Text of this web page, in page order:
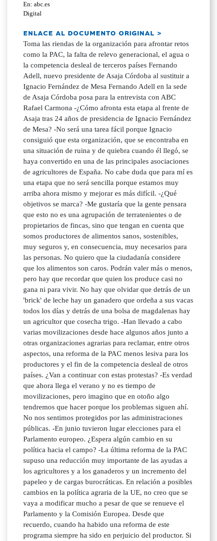
En: abc.es
Digital
ENLACE AL DOCUMENTO ORIGINAL >
Toma las riendas de la organización para afrontar retos
como la PAC, la falta de relevo generacional, el agua o
la competencia desleal de terceros países Fernando
Adell, nuevo presidente de Asaja Córdoba al sustituir a
Ignacio Fernández de Mesa Fernando Adell en la sede
de Asaja Córdoba posa para la entrevista con ABC
Rafael Carmona -¿Cómo afronta esta etapa al frente de
Asaja tras 24 años de presidencia de Ignacio Fernández
de Mesa? -No será una tarea fácil porque Ignacio
consiguió que esta organización, que se encontraba en
una situación de ruina y de quiebra cuando él llegó, se
haya convertido en una de las principales asociaciones
de agricultores de España. No cabe duda que para mí es
una etapa que no será sencilla porque estamos muy
arriba ahora mismo y mejorar es más difícil. -¿Qué
objetivos se marca? -Me gustaría que la gente pensara
que esto no es una agrupación de terratenientes o de
propietarios de fincas, sino que tengan en cuenta que
somos productores de alimentos sanos, sostenibles,
muy seguros y, en consecuencia, muy necesarios para
las personas. No quiero que la ciudadanía considere
que los alimentos son caros. Podrán valer más o menos,
pero hay que recordar que quien los produce casi no
gana ni para vivir. No hay que olvidar que detrás de un
'brick' de leche hay un ganadero que ordeña a sus vacas
todos los días y detrás de una bolsa de magdalenas hay
un agricultor que cosecha trigo. -Han llevado a cabo
varias movilizaciones desde hace algunos años junto a
otras organizaciones agrarias para reclamar, entre otros
aspectos, una reforma de la PAC menos lesiva para los
productores y el fin de la competencia desleal de otros
países. ¿Van a continuar con estas protestas? -Es verdad
que ahora llega el verano y no es tiempo de
movilizaciones, pero imagino que en otoño algo
tendremos que hacer porque los problemas siguen ahí.
No nos sentimos protegidos por las administraciones
públicas. -En junio tuvieron lugar elecciones para el
Parlamento europeo. ¿Espera algún cambio en su
política hacia el campo? -La última reforma de la PAC
supuso una reducción muy importante de las ayudas a
los agricultores y a los ganaderos y un incremento del
papeleo y de cargas burocráticas. En relación a posibles
cambios en la política agraria de la UE, no creo que se
vaya a modificar mucho a pesar de que se renueve el
Parlamento y la Comisión Europea. Desde que
recuerdo, cuando ha habido una reforma de este
programa siempre ha sido en perjuicio del productor. Si